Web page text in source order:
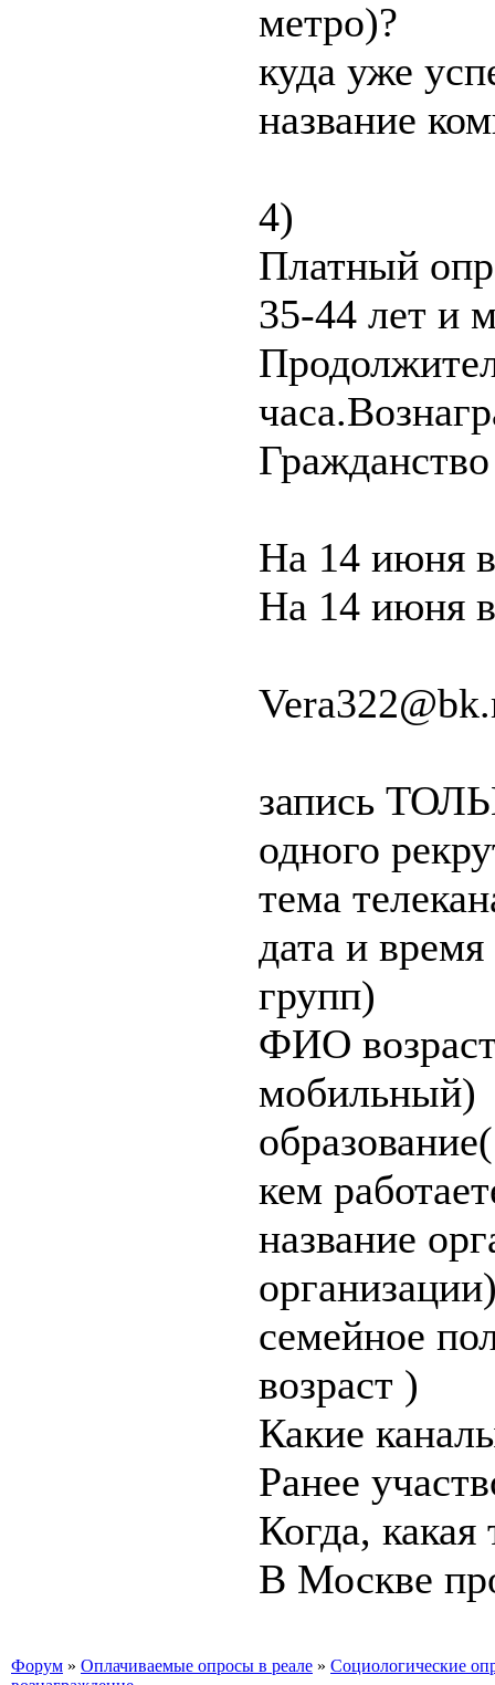
метро)?
куда уже
название
4)
Платный
35-44 лет и
На 14 июня
На 14 июня
запись
одного
тема
дата и
групп)
ФИО
мобильный)
кем
название
семейное
возраст )
Какие
Ранее
Когда,
В Москве
Форум » Оплачиваемые опросы в реале » Социологические